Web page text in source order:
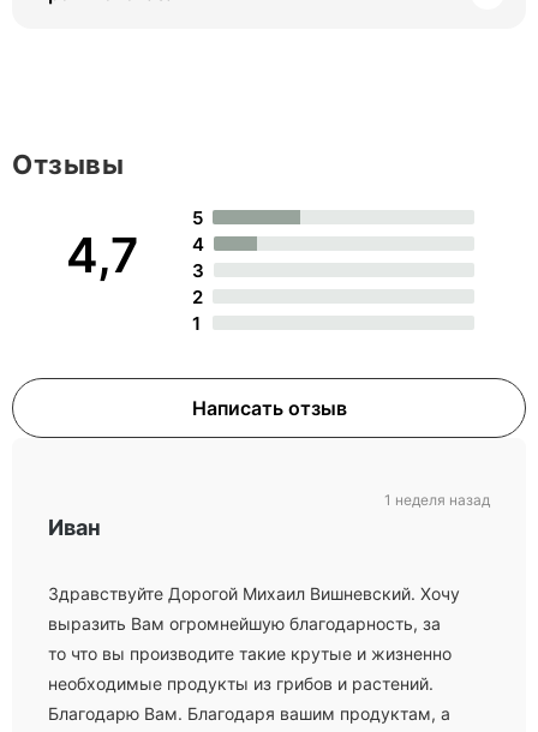
4,7
5
4
3
2
1
Написать отзыв
Отзывы
Иван
Здравствуйте Дорогой Михаил Вишневский. Хочу
выразить Вам огромнейшую благодарность, за
то что вы производите такие крутые и жизненно
необходимые продукты из грибов и растений.
Благодарю Вам. Благодаря вашим продуктам, а
1 неделя назад